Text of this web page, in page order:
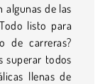
de las
listo para
de carreras?
superar todos
llenas de